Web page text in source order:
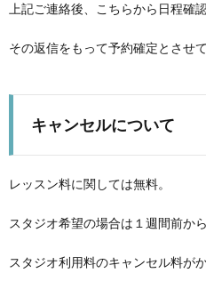
上記ご連絡後、こちらから日程確
その返信をもって予約確定とさせ
キャンセルについて
レッスン料に関しては無料。
スタジオ希望の場合は１週間前から
スタジオ利用料のキャンセル料が